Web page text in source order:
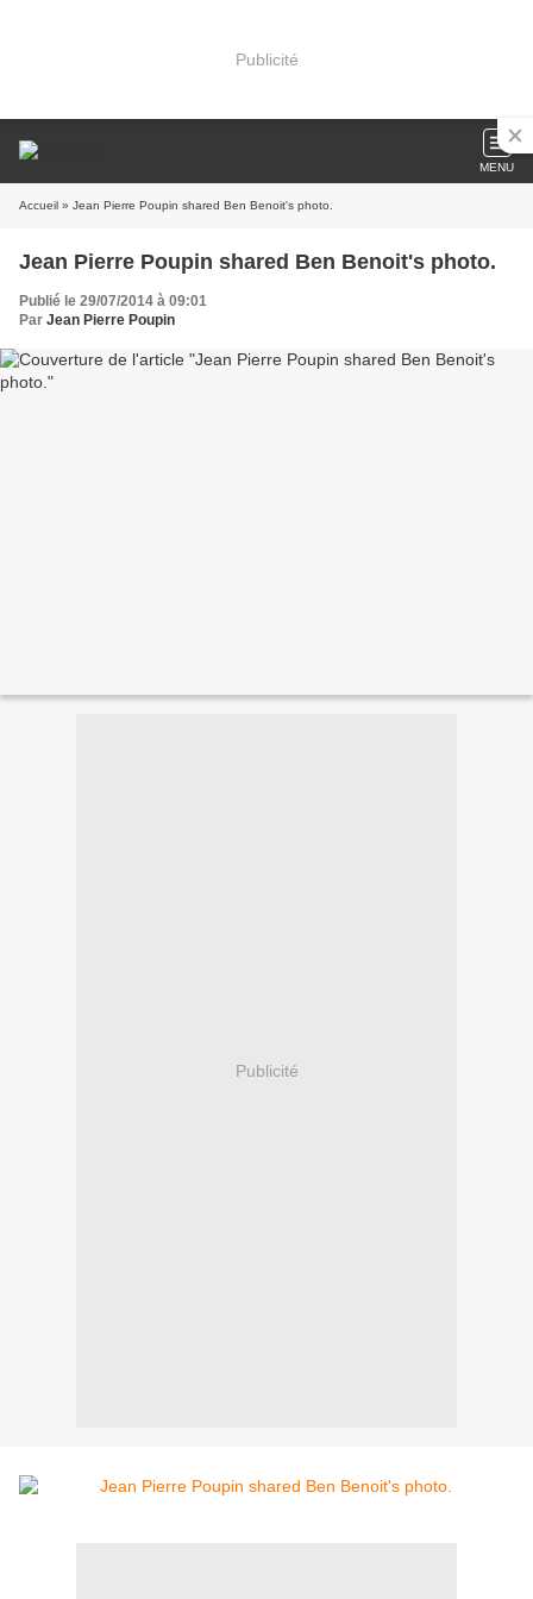
Publicité
MENU
Accueil » Jean Pierre Poupin shared Ben Benoit's photo.
Jean Pierre Poupin shared Ben Benoit's photo.
Publié le 29/07/2014 à 09:01
Par Jean Pierre Poupin
Publicité